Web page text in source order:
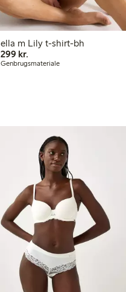
ella m Lily t-shirt-bh
299 kr.
Genbrugsmateriale